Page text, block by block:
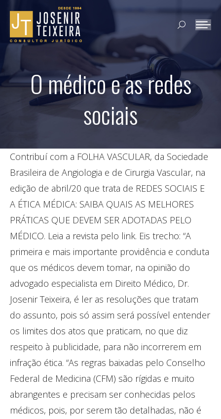
Search:
O médico e as redes
sociais
Contribuí com a FOLHA VASCULAR, da Sociedade
Brasileira de Angiologia e de Cirurgia Vascular, na
edição de abril/20 que trata de REDES SOCIAIS E
A ÉTICA MÉDICA: SAIBA QUAIS AS MELHORES
PRÁTICAS QUE DEVEM SER ADOTADAS PELO
MÉDICO. Leia a revista pelo link. Eis trecho: “A
primeira e mais importante providência e conduta
que os médicos devem tomar, na opinião do
advogado especialista em Direito Médico, Dr.
Josenir Teixeira, é ler as resoluções que tratam
do assunto, pois só assim será possível entender
os limites dos atos que praticam, no que diz
respeito à publicidade, para não incorrerem em
infração ética. “As regras baixadas pelo Conselho
Federal de Medicina (CFM) são rígidas e muito
abrangentes e precisam ser conhecidas pelos
médicos, pois, por serem tão detalhadas, não é